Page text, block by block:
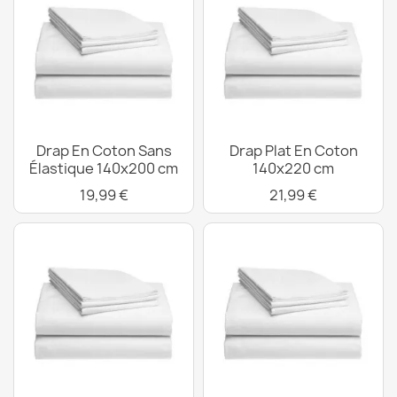
Drap En Coton Sans
Élastique 140x200 cm
19,99 €
Drap Plat En Coton
140x220 cm
21,99 €